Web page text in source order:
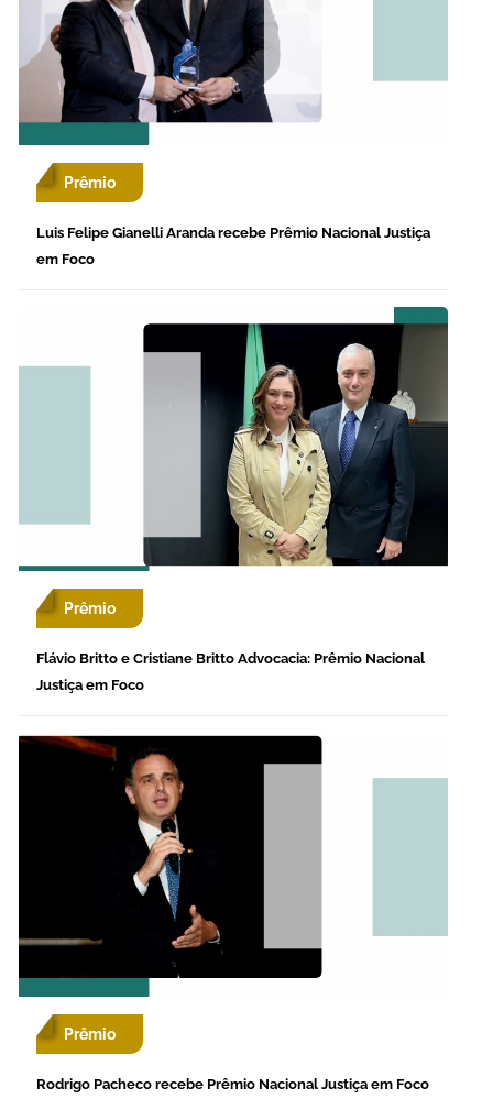
Prêmio
Luis Felipe Gianelli Aranda recebe Prêmio Nacional Justiça
em Foco
Prêmio
Flávio Britto e Cristiane Britto Advocacia: Prêmio Nacional
Justiça em Foco
Prêmio
Rodrigo Pacheco recebe Prêmio Nacional Justiça em Foco